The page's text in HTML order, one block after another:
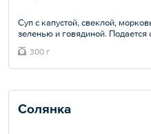
Суп с капустой, свеклой,
зеленью и говядиной. Подается
сметаной.
Общий вес – 300 г
300 г
Солянка